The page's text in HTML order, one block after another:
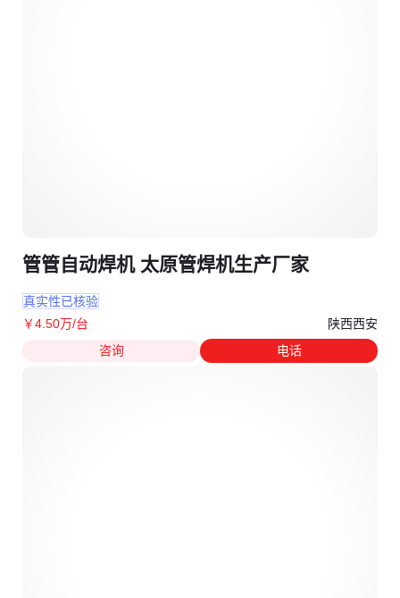
管管自动焊机 太原管焊机生产厂家
真实性已核验
￥4.50万/台
陕西西安
咨询
电话